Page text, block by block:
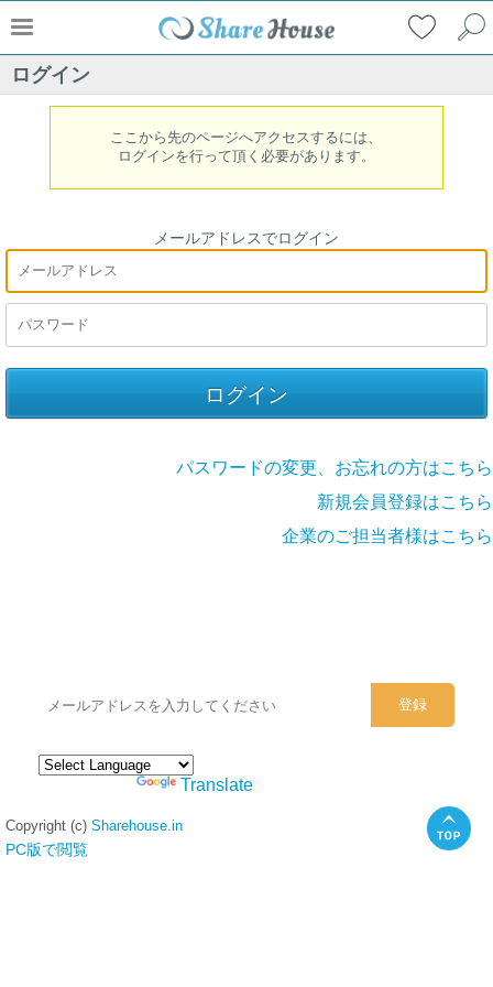
ログイン
ここから先のページへアクセスするには、
ログインを行って頂く必要があります。
メールアドレスでログイン
パスワードの変更、お忘れの方はこちら
新規会員登録はこちら
企業のご担当者様はこちら
Translate
Copyright (c) Sharehouse.in
PC版で閲覧